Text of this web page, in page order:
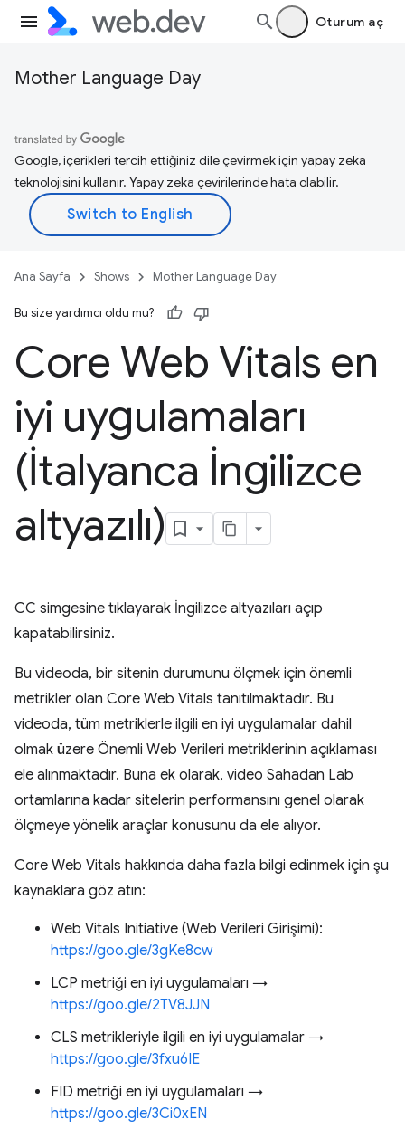
Oturum aç
Mother Language Day
Google, içerikleri tercih ettiğiniz dile çevirmek için yapay zeka
teknolojisini kullanır. Yapay zeka çevirilerinde hata olabilir.
Ana Sayfa Shows Mother Language Day
Bu size yardımcı oldu mu?
Core Web Vitals en
iyi uygulamaları
(İtalyanca İngilizce
altyazılı)
CC simgesine tıklayarak İngilizce altyazıları açıp
kapatabilirsiniz.
Bu videoda, bir sitenin durumunu ölçmek için önemli
metrikler olan Core Web Vitals tanıtılmaktadır. Bu
videoda, tüm metriklerle ilgili en iyi uygulamalar dahil
olmak üzere Önemli Web Verileri metriklerinin açıklaması
ele alınmaktadır. Buna ek olarak, video Sahadan Lab
ortamlarına kadar sitelerin performansını genel olarak
ölçmeye yönelik araçlar konusunu da ele alıyor.
Core Web Vitals hakkında daha fazla bilgi edinmek için şu
kaynaklara göz atın:
Web Vitals Initiative (Web Verileri Girişimi):
https://goo.gle/3gKe8cw
LCP metriği en iyi uygulamaları →
https://goo.gle/2TV8JJN
CLS metrikleriyle ilgili en iyi uygulamalar →
https://goo.gle/3fxu6IE
FID metriği en iyi uygulamaları →
https://goo.gle/3Ci0xEN